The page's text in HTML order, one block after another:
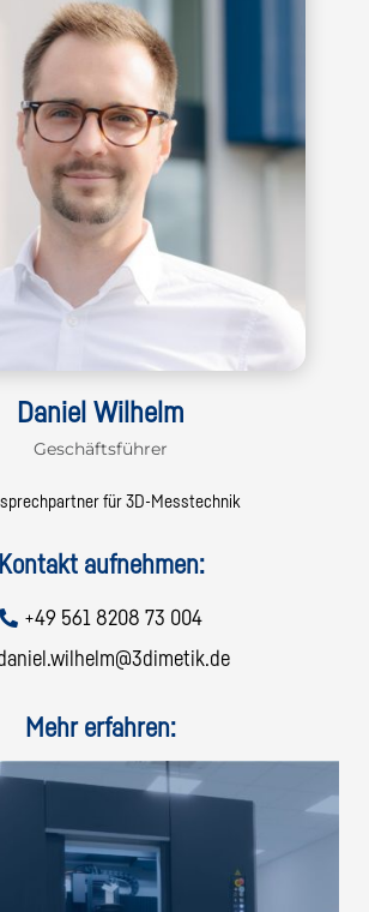
Daniel Wilhelm
Geschäftsführer
für 3D-Messtechnik
Kontakt aufnehmen:
 +49 561 8208 73 004
Mehr erfahren: